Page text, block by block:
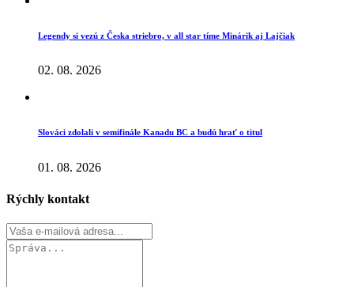
Legendy si vezú z Česka striebro, v all star tíme Minárik aj Lajčiak
02. 08. 2026
Slováci zdolali v semifinále Kanadu BC a budú hrať o titul
01. 08. 2026
Rýchly kontakt